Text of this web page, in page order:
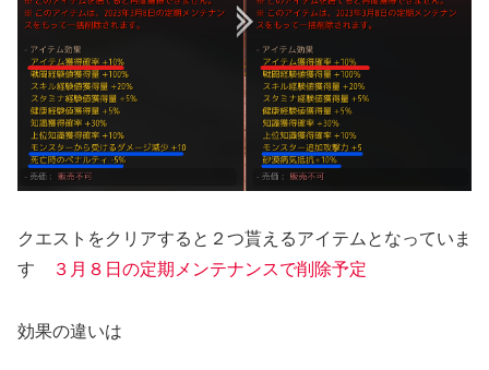
クエストをクリアすると２つ貰えるアイテムとなっていま
す
３月８日の定期メンテナンスで削除予定
効果の違いは